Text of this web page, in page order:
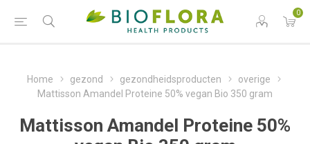
0
Home gezond gezondheidsproducten
overige
Mattisson Amandel Proteine 50% vegan Bio 350 gram
Mattisson Amandel Proteine 50%